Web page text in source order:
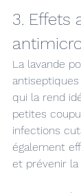
3. Effets
La lavande
qui la rend
petites
infections
également
et prévenir la